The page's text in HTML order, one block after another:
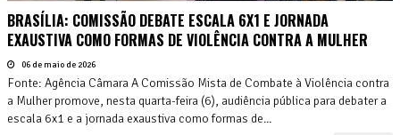
BRASÍLIA: COMISSÃO DEBATE ESCALA 6X1 E JORNADA
EXAUSTIVA COMO FORMAS DE VIOLÊNCIA CONTRA A MULHER
06 de maio de 2026
Fonte: Agência Câmara A Comissão Mista de Combate à Violência contra
a Mulher promove, nesta quarta-feira (6), audiência pública para debater a
escala 6x1 e a jornada exaustiva como formas de...